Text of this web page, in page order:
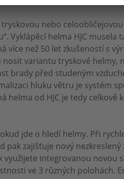
nebo
Vyklápěcí helma HJC
více než 50 let zkušeností s
variantu tryskové helmy,
brady před studeným
hluku větru je systém
od HJC je tedy celkově
jde o hledí helmy. Při
zajišťuje nový
integrovanou novou
ve 3 různých polohách.